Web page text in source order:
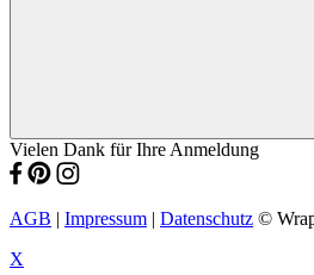
Vielen Dank für Ihre Anmeldung
AGB | Impressum | Datenschutz ©
X